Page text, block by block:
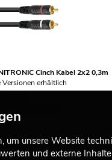
Cinch Kabel 2x2 0,3m
Versionen erhältlich
€unsere Website
und externe